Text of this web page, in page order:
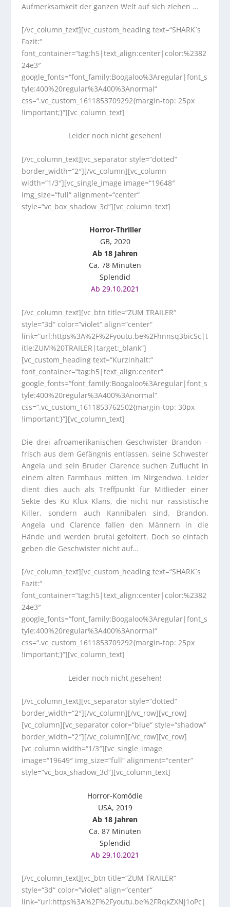
Aufmerksamkeit der ganzen Welt auf sich ziehen …
[/vc_column_text][vc_custom_heading text=“SHARK´s
Fazit:“
font_container=“tag:h5|text_align:center|color:%2382
24e3″
google_fonts=“font_family:Boogaloo%3Aregular|font_s
tyle:400%20regular%3A400%3Anormal“
css=“.vc_custom_1611853709292{margin-top: 25px
!important;}“][vc_column_text]
Leider noch nicht gesehen!
[/vc_column_text][vc_separator style=“dotted“
border_width=“2″][/vc_column][vc_column
width=“1/3″][vc_single_image image=“19648″
img_size=“full“ alignment=“center“
style=“vc_box_shadow_3d“][vc_column_text]
Horror-Thriller
GB, 2020
Ab 18 Jahren
Ca. 78 Minuten
Splendid
Ab 29.10.2021
[/vc_column_text][vc_btn title=“ZUM TRAILER“
style=“3d“ color=“violet“ align=“center“
link=“url:https%3A%2F%2Fyoutu.be%2Fhnnsq3bicSc|t
itle:ZUM%20TRAILER|target:_blank“]
[vc_custom_heading text=“Kurzinhalt:“
font_container=“tag:h5|text_align:center“
google_fonts=“font_family:Boogaloo%3Aregular|font_s
tyle:400%20regular%3A400%3Anormal“
css=“.vc_custom_1611853762502{margin-top: 30px
!important;}“][vc_column_text]
Die drei afroamerikanischen Geschwister Brandon –
frisch aus dem Gefängnis entlassen, seine Schwester
Angela und sein Bruder Clarence suchen Zuflucht in
einem alten Farmhaus mitten im Nirgendwo. Leider
dient dies auch als Treffpunkt für Mitlieder einer
Sekte des Ku Klux Klans, die nicht nur rassistische
Killer, sondern auch Kannibalen sind. Brandon,
Angela und Clarence fallen den Männern in die
Hände und werden brutal gefoltert. Doch so einfach
geben die Geschwister nicht auf…
[/vc_column_text][vc_custom_heading text=“SHARK´s
Fazit:“
font_container=“tag:h5|text_align:center|color:%2382
24e3″
google_fonts=“font_family:Boogaloo%3Aregular|font_s
tyle:400%20regular%3A400%3Anormal“
css=“.vc_custom_1611853709292{margin-top: 25px
!important;}“][vc_column_text]
Leider noch nicht gesehen!
[/vc_column_text][vc_separator style=“dotted“
border_width=“2″][/vc_column][/vc_row][vc_row]
[vc_column][vc_separator color=“blue“ style=“shadow“
border_width=“2″][/vc_column][/vc_row][vc_row]
[vc_column width=“1/3″][vc_single_image
image=“19649″ img_size=“full“ alignment=“center“
style=“vc_box_shadow_3d“][vc_column_text]
Horror-Komödie
USA, 2019
Ab 18 Jahren
Ca. 87 Minuten
Splendid
Ab 29.10.2021
[/vc_column_text][vc_btn title=“ZUM TRAILER“
style=“3d“ color=“violet“ align=“center“
link=“url:https%3A%2F%2Fyoutu.be%2FRqkZXNj1oPc|